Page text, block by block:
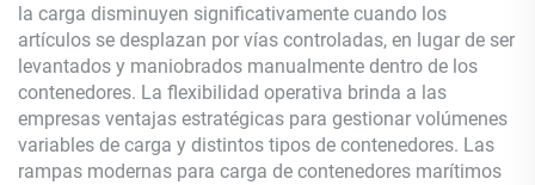
la carga disminuyen significativamente cuando los
artículos se desplazan por vías controladas, en lugar de ser
levantados y maniobrados manualmente dentro de los
contenedores. La flexibilidad operativa brinda a las
empresas ventajas estratégicas para gestionar volúmenes
variables de carga y distintos tipos de contenedores. Las
rampas modernas para carga de contenedores marítimos